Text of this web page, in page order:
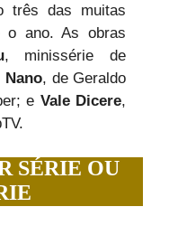
três das muitas
o ano. As obras
, minissérie de
Nano, de Geraldo
e Vale Dicere,
SÉRIE OU